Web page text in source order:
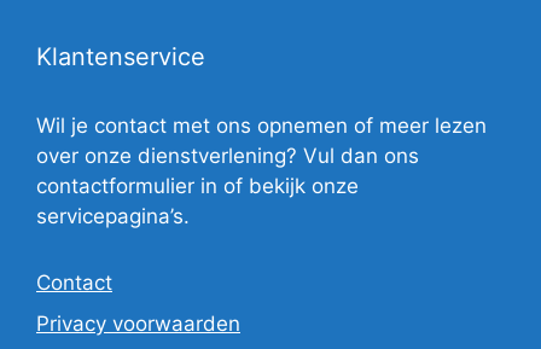
Klantenservice
Wil je contact met ons opnemen of meer lezen
over onze dienstverlening? Vul dan ons
contactformulier in of bekijk onze
servicepagina’s.
Contact
Privacy voorwaarden